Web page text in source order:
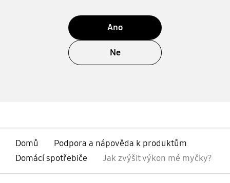
Ano
Ne
Domů
Podpora a nápověda k produktům
Domácí spotřebiče
Jak zvýšit výkon mé myčky?